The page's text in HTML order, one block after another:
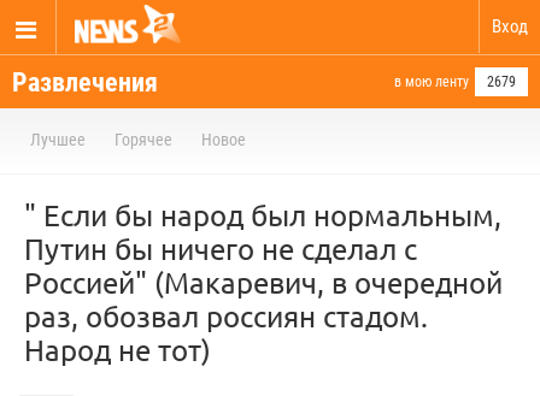
Вход
Развлечения в мою ленту 2679
Лучшее Горячее Новое
" Если бы народ был нормальным,
Путин бы ничего не сделал с
Россией" (Макаревич, в очередной
раз, обозвал россиян стадом.
Народ не тот)